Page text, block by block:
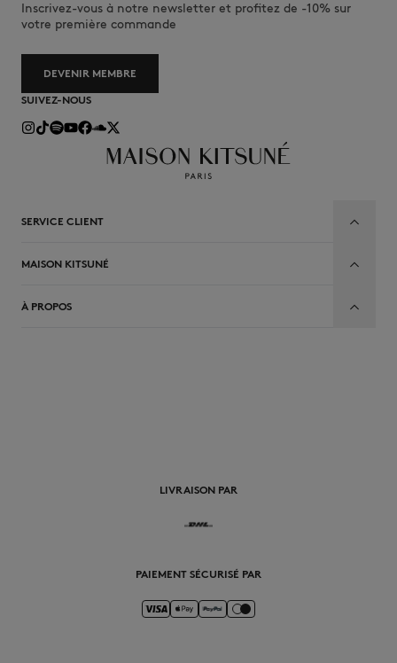
Inscrivez-vous à notre newsletter et profitez de -10% sur
votre première commande
DEVENIR MEMBRE
SUIVEZ-NOUS
SERVICE CLIENT
MAISON KITSUNÉ
À PROPOS
LIVRAISON PAR
PAIEMENT SÉCURISÉ PAR